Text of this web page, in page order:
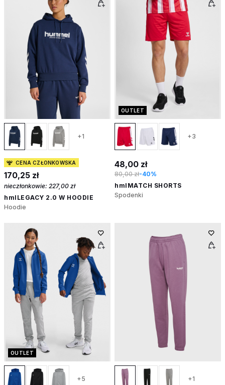
+1
CENA CZŁONKOWSKA
170,25 zł
nieczłonkowie: 227,00 zł
hmlLEGACY 2.0 W HOODIE
Hoodie
OUTLET
+3
48,00 zł
80,00 zł-40%
hmlMATCH SHORTS
Spodenki
OUTLET
+5 +1